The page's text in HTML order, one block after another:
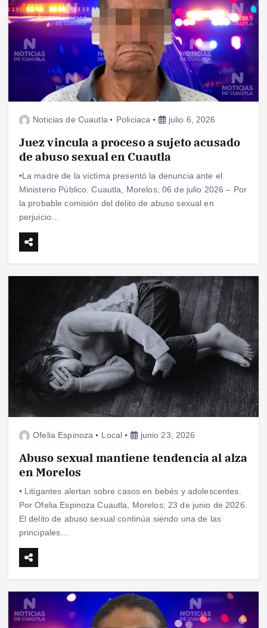
Noticias de Cuautla Policiaca julio 6, 2026
Juez vincula a proceso a sujeto acusado
de abuso sexual en Cuautla
•La madre de la víctima presentó la denuncia ante el
Ministerio Público. Cuautla, Morelos; 06 de julio 2026 – Por
la probable comisión del delito de abuso sexual en
perjuicio…
Ofelia Espinoza Local junio 23, 2026
Abuso sexual mantiene tendencia al alza
en Morelos
• Litigantes alertan sobre casos en bebés y adolescentes.
Por Ofelia Espinoza Cuautla, Morelos; 23 de junio de 2026.
El delito de abuso sexual continúa siendo una de las
principales…